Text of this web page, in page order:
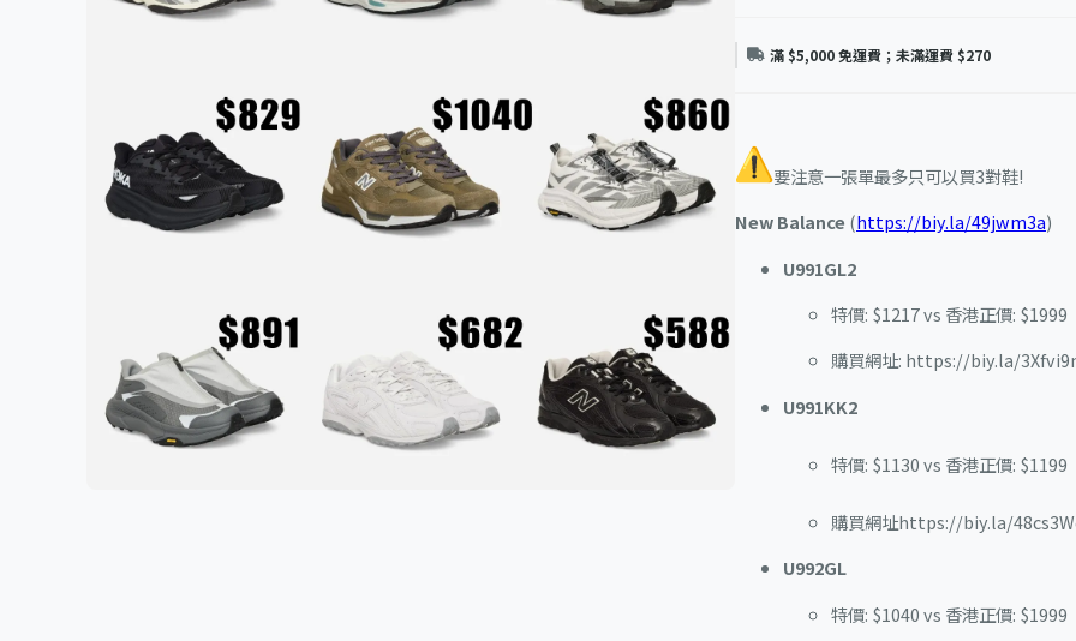
滿 $5,000 免運費；未滿運費 $270
要注意一張單最多只可以買3對鞋!
New Balance (https://biy.la/49jwm3a)
U991GL2
特價: $1217 vs 香港正價: $1999
購買網址: https://biy.la/
U991KK2
特價: $1130 vs 香港正價: $1199
購買網址https://biy.la/
U992GL
特價: $1040 vs 香港正價: $1999